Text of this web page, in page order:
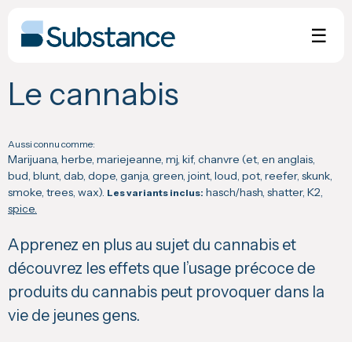
content
☰
Le cannabis
Aussi connu comme:
Marijuana, herbe, mariejeanne, mj, kif, chanvre (et, en anglais,
bud, blunt, dab, dope, ganja, green, joint, loud, pot, reefer, skunk,
smoke, trees, wax). Les variants inclus: hasch/hash, shatter, K2,
spice.
Apprenez en plus au sujet du cannabis et
découvrez les effets que l’usage précoce de
produits du cannabis peut provoquer dans la
vie de jeunes gens.